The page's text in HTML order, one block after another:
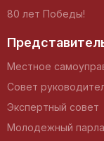
80 лет Победы!
Местное
Совет
Экспертный совет
Молодежный